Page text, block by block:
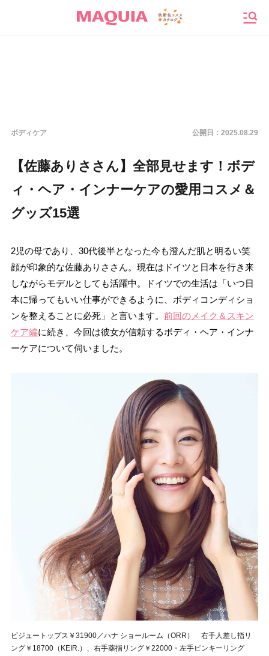
ボディケア 公開日： 2025.08.29
【佐藤ありささん】全部見せます！ボデ
ィ・ヘア・インナーケアの愛用コスメ＆
グッズ15選
2児の母であり、30代後半となった今も澄んだ肌と明るい笑
顔が印象的な佐藤ありささん。現在はドイツと日本を行き来
しながらモデルとしても活躍中。
ドイツでの生活は「いつ日
本に帰ってもいい仕事ができるように、ボディコンディショ
ンを整えることに必死」と言います。 前回のメイク＆スキン
ケア編に続き、今回は彼女が信頼するボディ・ヘア・インナ
ーケアについて伺いました。
ビジュートップス￥31900／ハナ ショールーム（ORR） 右手人差し指リ
ング￥18700（KEIR.）、右手薬指リング￥22000・左手ピンキーリング